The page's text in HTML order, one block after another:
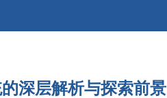
深层解析与探索前景